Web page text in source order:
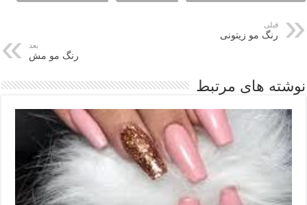
قبلی
رنگ مو زیتونی
بعد
رنگ مو مش
نوشته های مرتبط